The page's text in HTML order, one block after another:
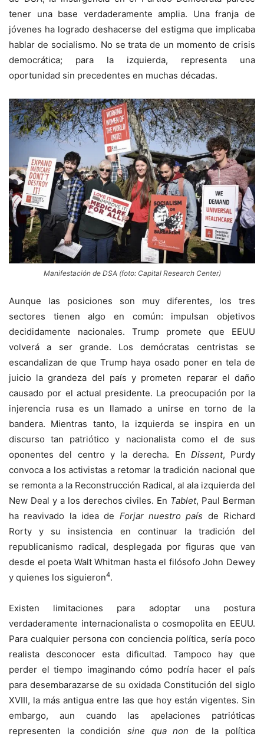
tener una base verdaderamente amplia. Una franja de
jóvenes ha logrado deshacerse del estigma que implicaba
hablar de socialismo. No se trata de un momento de crisis
democrática; para la izquierda, representa una
oportunidad sin precedentes en muchas décadas.
Manifestación de DSA (foto: Capital Research Center)
Aunque las posiciones son muy diferentes, los tres
sectores tienen algo en común: impulsan objetivos
decididamente nacionales. Trump promete que EEUU
volverá a ser grande. Los demócratas centristas se
escandalizan de que Trump haya osado poner en tela de
juicio la grandeza del país y prometen reparar el daño
causado por el actual presidente. La preocupación por la
injerencia rusa es un llamado a unirse en torno de la
bandera. Mientras tanto, la izquierda se inspira en un
discurso tan patriótico y nacionalista como el de sus
oponentes del centro y la derecha. En Dissent, Purdy
convoca a los activistas a retomar la tradición nacional que
se remonta a la Reconstrucción Radical, al ala izquierda del
New Deal y a los derechos civiles. En Tablet, Paul Berman
ha reavivado la idea de Forjar nuestro país de Richard
Rorty y su insistencia en continuar la tradición del
republicanismo radical, desplegada por figuras que van
desde el poeta Walt Whitman hasta el filósofo John Dewey
y quienes los siguieron4.
Existen limitaciones para adoptar una postura
verdaderamente internacionalista o cosmopolita en EEUU.
Para cualquier persona con conciencia política, sería poco
realista desconocer esta dificultad. Tampoco hay que
perder el tiempo imaginando cómo podría hacer el país
para desembarazarse de su oxidada Constitución del siglo
XVIII, la más antigua entre las que hoy están vigentes. Sin
embargo, aun cuando las apelaciones patrióticas
representen la condición sine qua non de la política